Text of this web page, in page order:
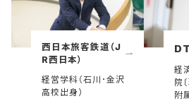
西日本旅客鉄道（J
R西日本）
経営学科（石川･金沢
高校出身）
経
院
附